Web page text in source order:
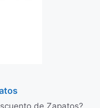
de Zapatos?